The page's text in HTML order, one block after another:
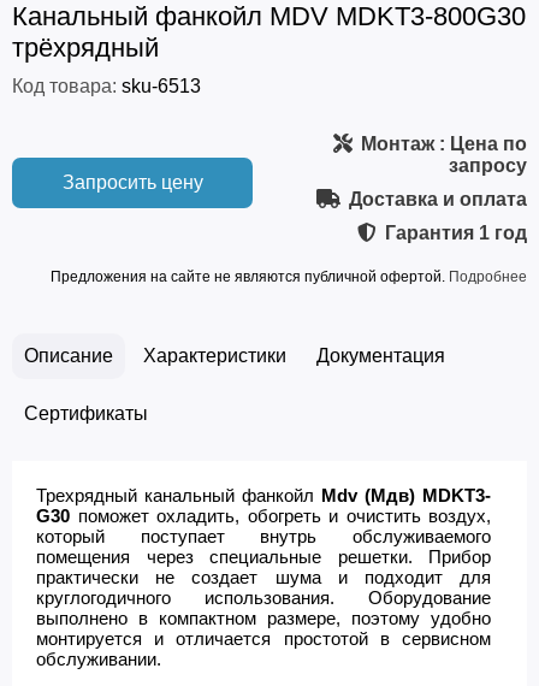
Канальный фанкойл MDV MDKT3-800G30
трёхрядный
Код товара: sku-6513
Запросить цену
Монтаж: Цена по
запросу
Доставка и оплата
Гарантия 1 год
Предложения на сайте не являются публичной офертой. Подробнее
Описание Характеристики Документация
Сертификаты
Трехрядный канальный фанкойл Mdv (Мдв) MDKT3-
G30 поможет охладить, обогреть и очистить воздух,
который поступает внутрь обслуживаемого
помещения через специальные решетки. Прибор
практически не создает шума и подходит для
круглогодичного использования. Оборудование
выполнено в компактном размере, поэтому удобно
монтируется и отличается простотой в сервисном
обслуживании.